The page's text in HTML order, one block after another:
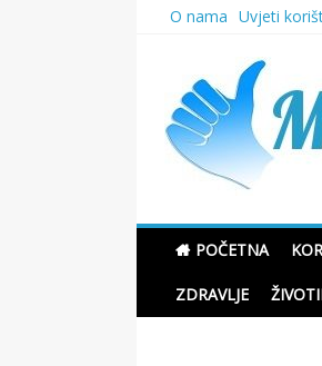
O nama Uvjeti
POČETNA
ZDRAVLJE